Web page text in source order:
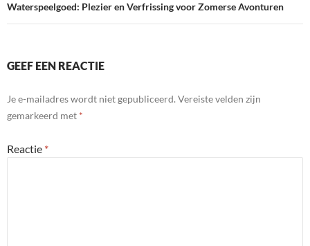
Waterspeelgoed: Plezier en Verfrissing voor Zomerse Avonturen
GEEF EEN REACTIE
Je e-mailadres wordt niet gepubliceerd.Vereiste velden zijn
gemarkeerd met *
Reactie *